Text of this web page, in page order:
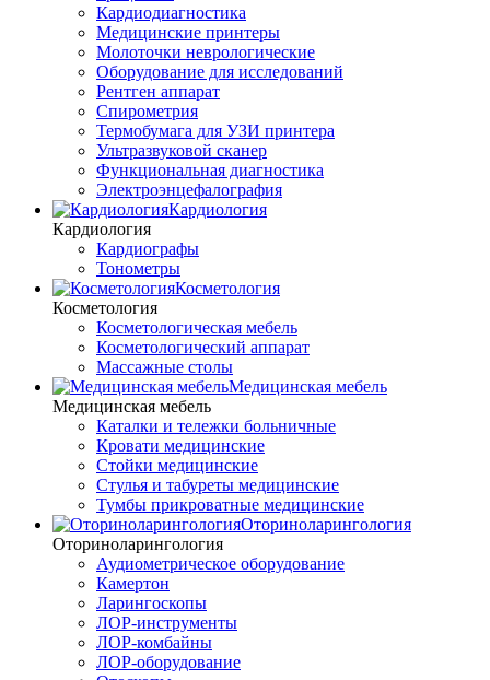
Кардиодиагностика
Медицинские принтеры
Молоточки неврологические
Оборудование для исследований
Рентген аппарат
Спирометрия
Термобумага для УЗИ принтера
Ультразвуковой сканер
Функциональная диагностика
Электроэнцефалография
Кардиология
Кардиология
Кардиографы
Тонометры
Косметология
Косметология
Косметологическая мебель
Косметологический аппарат
Массажные столы
Медицинская мебель
Медицинская мебель
Каталки и тележки больничные
Кровати медицинские
Стойки медицинские
Стулья и табуреты медицинские
Тумбы прикроватные медицинские
Оториноларингология
Оториноларингология
Аудиометрическое оборудование
Камертон
Ларингоскопы
ЛОР-инструменты
ЛОР-комбайны
ЛОР-оборудование